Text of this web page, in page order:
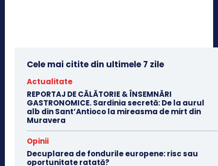
Cele mai citite din ultimele 7 zile
Actualitate
REPORTAJ DE CĂLĂTORIE & ÎNSEMNĂRI
GASTRONOMICE. Sardinia secretă: De la aurul
alb din Sant’Antioco la mireasma de mirt din
Muravera
Opinii
Decuplarea de fondurile europene: risc sau
oportunitate ratată?